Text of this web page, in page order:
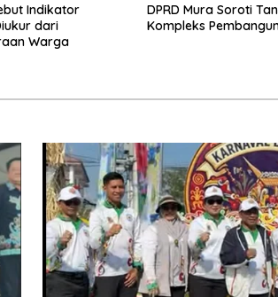
Indikator
dari
Warga
DPRD Mura Soroti
Kompleks